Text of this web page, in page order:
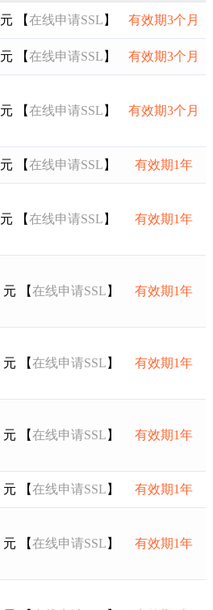
元 【在线申请SSL 】 有效期3个月
元 【在线申请SSL 】 有效期3个月
元 【在线申请SSL 】 有效期3个月
元 【在线申请SSL 】 有效期1年
元 【在线申请SSL 】 有效期1年
元 【在线申请SSL 】 有效期1年
元 【在线申请SSL 】 有效期1年
元 【在线申请SSL 】 有效期1年
元 【在线申请SSL 】 有效期1年
元 【在线申请SSL 】 有效期1年